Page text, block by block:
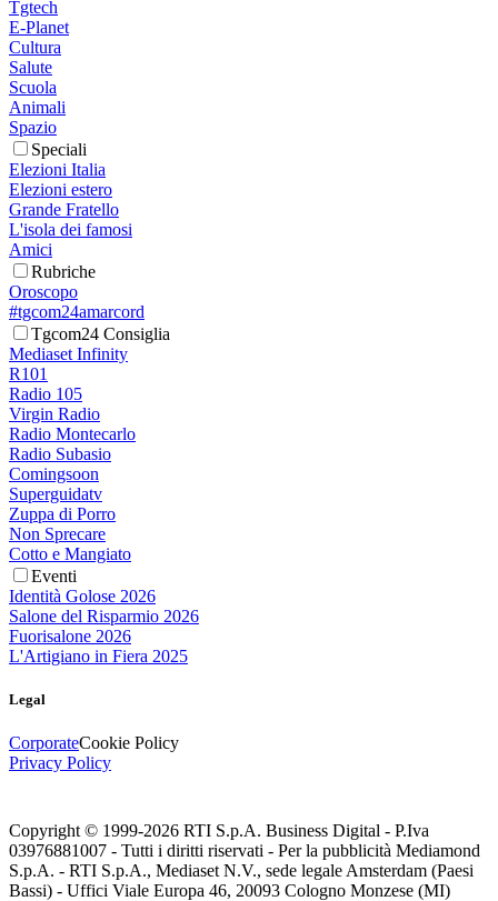
Tgtech
E-Planet
Cultura
Salute
Scuola
Animali
Spazio
Speciali
Elezioni Italia
Elezioni estero
Grande Fratello
L'isola dei famosi
Amici
Rubriche
Oroscopo
#tgcom24amarcord
Tgcom24 Consiglia
Mediaset Infinity
R101
Radio 105
Virgin Radio
Radio Montecarlo
Radio Subasio
Comingsoon
Superguidatv
Zuppa di Porro
Non Sprecare
Cotto e Mangiato
Eventi
Identità Golose 2026
Salone del Risparmio 2026
Fuorisalone 2026
L'Artigiano in Fiera 2025
Legal
CorporateCookie Policy
Privacy Policy
Copyright © 1999-2026 RTI S.p.A. Business Digital - P.Iva
03976881007 - Tutti i diritti riservati - Per la pubblicità Mediamond
S.p.A. - RTI S.p.A., Mediaset N.V., sede legale Amsterdam (Paesi
Bassi) - Uffici Viale Europa 46, 20093 Cologno Monzese (MI)